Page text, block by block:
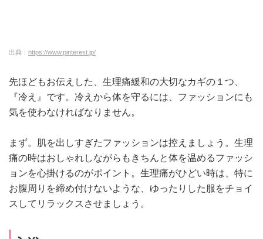
出典： https://www.pinterest.jp/
先ほどもお伝えした、生理痛緩和の大切なカギの１つ、
『冷え』です。冷えから体を守るには、ファッションにも
気を使わなければなりません。
まず。肌を出しすぎたファッションは控えましょう。生理
痛の時はおしゃれしながらもきちんと体を温めるファッシ
ョンを心掛けるのがポイント。生理痛がひどい時は、特に
お腹周りを締め付けないような、ゆったりした服をチョイ
スしてリラックスさせましょう。